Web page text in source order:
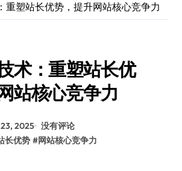
重塑站长优势，提升网站核心竞争力
术：重塑站长优
站核心竞争力
2025 没有评论
长优势 #网站核心竞争力